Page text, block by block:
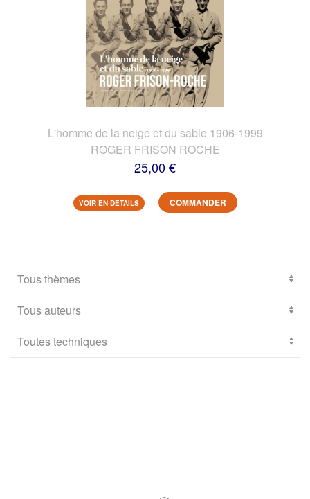
L'homme de la neige et du sable 1906-1999
ROGER FRISON ROCHE
25,00 €
VOIR EN DETAILS COMMANDER